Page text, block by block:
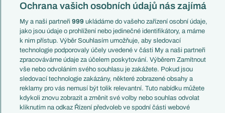
tolik. Především to musi spolu potvrdit, no, jak rika
kolega výše. Pokud tohle ms rozstrili, tak budiž.
A znova zduraznuju, víceméně me na tom sere nejvic
to hysterický, moderní a pubertální slovíčko historie.
Proc? Je to nutný? Vsechno nejlepší vsech dob,
zážitek historie, lidstva apod. Wtf.
Reagovat
Xavi 05.06.2026 16:37
Ochrana vašich osobních údajů nás zajímá
My a naši partneři 999 ukládáme do vašeho zařízení osobní údaje,
jako jsou údaje o prohlížení nebo jedinečné identifikátory, a máme
k nim přístup. Výběr Souhlasím umožňuje, aby sledovací
technologie podporovaly účely uvedené v části My a naši partneři
zpracováváme údaje za účelem poskytování. Výběrem Zamítnout
vše nebo odvoláním svého souhlasu je zakážete. Pokud jsou
sledovací technologie zakázány, některé zobrazené obsahy a
reklamy pro vás nemusí být tolik relevantní. Tuto nabídku můžete
kdykoli znovu zobrazit a změnit své volby nebo souhlas odvolat
kliknutím na odkaz Řízení předvoleb ve spodní části webové